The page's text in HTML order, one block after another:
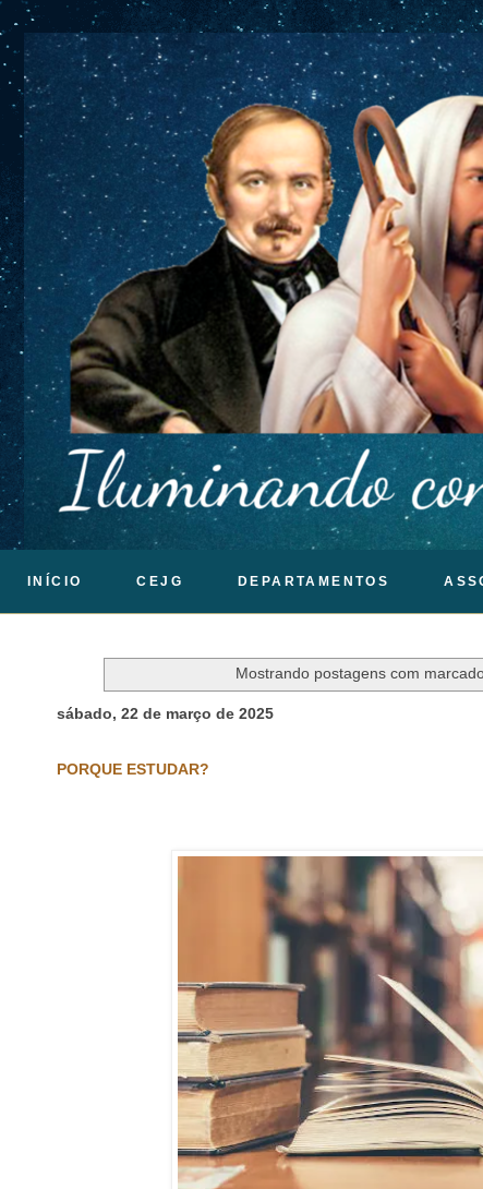
INÍCIO CEJG DEPARTAMENTOS
Mostrando postagens com
sábado, 22 de março de 2025
PORQUE ESTUDAR?